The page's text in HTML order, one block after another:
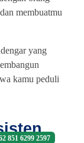
membuatmu
yang
kamu peduli
851 6299 2597